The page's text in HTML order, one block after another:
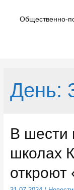
содержимомуОбщественно-
День:
В шести
школах
откроют